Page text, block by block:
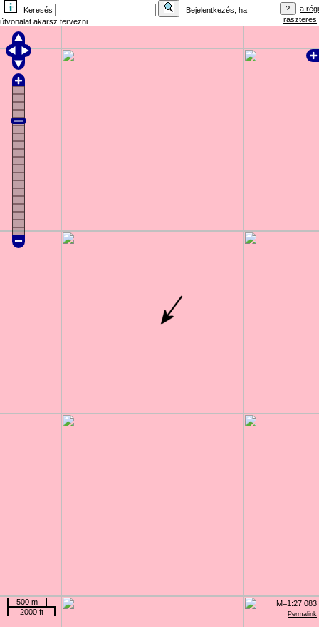
Keresés Bejelentkezés , ha
útvonalat akarsz tervezni
a régi
raszteres
Permalink
500 m
2000 ft
M=1:27 083